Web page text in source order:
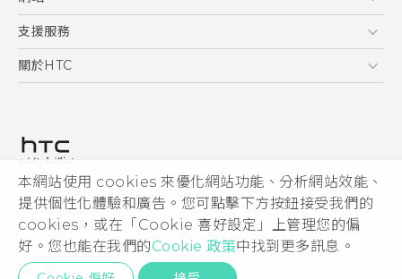
本網站使用 cookies 來優化網站功能、分析網站效能、
提供個性化體驗和廣告。您可點擊下方按鈕接受我們的
cookies，或在「Cookie 喜好設定」上管理您的偏
好。您也能在我們的Cookie 政策中找到更多訊息。
智能手機
區塊鍊手機
HTC Dev
HTC Research
支援服務
服務中心
關於HTC
私隱政策
產品安全
加入HTC
Security and Privacy Whitepaper
© 2011-2026 HTC Corporation
HTC 法律文件
隱私聯絡:Global-Privacy@htc.com